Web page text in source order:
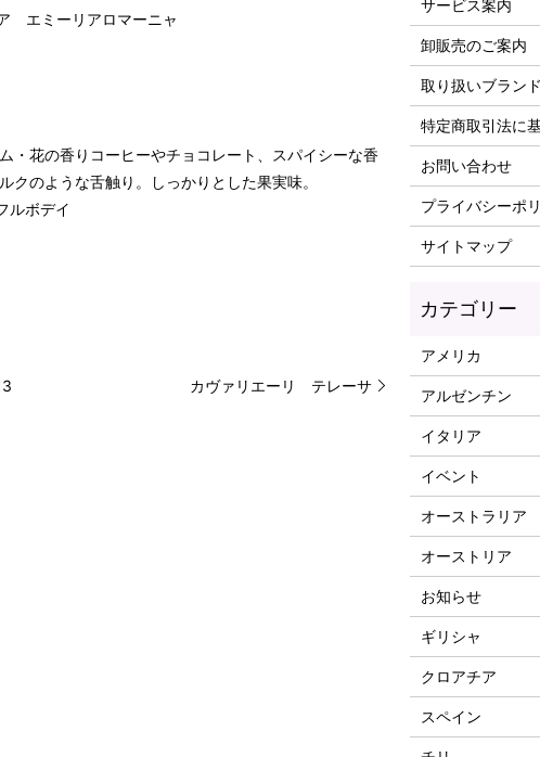
エミーリアロマーニャ
・花の香りコーヒーやチョコレート、スパイシーな香
クのような舌触り。しっかりとした果実味。
ルボデイ
カヴァリエーリ テレーサ
サービス案内
卸販売のご案内
取り扱いブランド
特定商取引法に
お問い合わせ
プライバシーポ
サイトマップ
アメリカ
アルゼンチン
イタリア
イベント
オーストラリア
オーストリア
お知らせ
ギリシャ
クロアチア
スペイン